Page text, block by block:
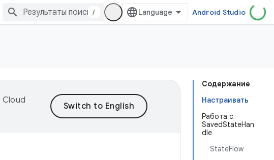
/ Android Studio
Содержание
Настраивать
Работа с
SavedStateHan
dle
StateFlow
Cloud